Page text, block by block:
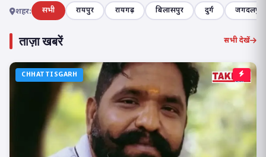
शहर: सभी रायपुर रायगढ़ बिलासपुर दुर्ग जगदलपुर
ताज़ा खबरें सभी देखें
CHHATTISGARH